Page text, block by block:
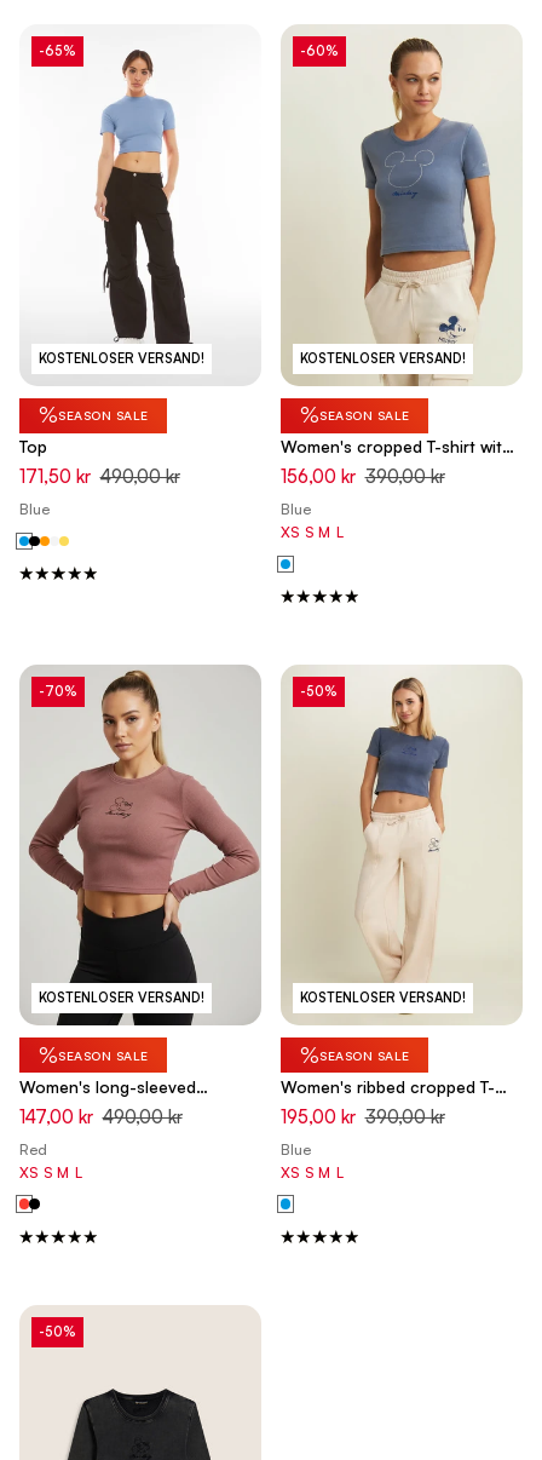
KOSTENLOSER VERSAND!
-65%
%SEASON SALE
Top
171,50 kr 490,00 kr
Blue
KOSTENLOSER VERSAND!
-60%
%SEASON SALE
Women's cropped T-shirt with
rhinestone Mickey Mouse
156,00 kr 390,00 kr
Blue
XS S M L
KOSTENLOSER VERSAND!
-70%
%SEASON SALE
Women's long-sleeved
cropped T-shirt with Disney
embroidery
147,00 kr 490,00 kr
Red
XS S M L
KOSTENLOSER VERSAND!
-50%
%SEASON SALE
Women's ribbed cropped T-
shirt with Disney embroidery
195,00 kr 390,00 kr
Blue
XS S M L
-50%